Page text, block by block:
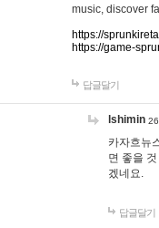
music, discover
https://
https://game-
답글달기
lshimin
카자흐뉴
면 좋을
겠네요.
답글달기